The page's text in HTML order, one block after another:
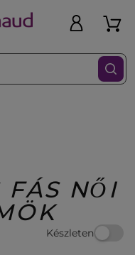
Promotions
FÁS NŐI
Készleten
Szűrő